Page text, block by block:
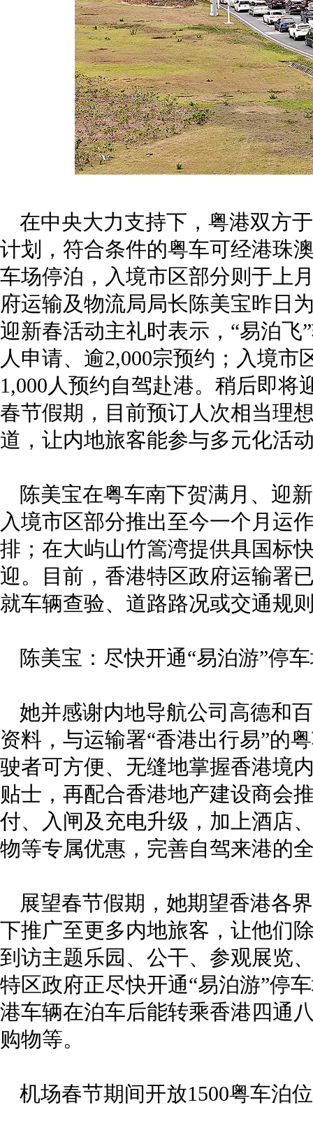
在中央大力支持下，粤港双方
计划，符合条件的粤车可经港珠
车场停泊，入境市区部分则于上
府运输及物流局局长陈美宝昨日
迎新春活动主礼时表示，“易泊飞
人申请、逾2,000宗预约；入境市
1,000人预约自驾赴港。稍后即
春节假期，目前预订人次相当理
道，让内地旅客能参与多元化活
陈美宝在粤车南下贺满月、迎
入境市区部分推出至今一个月运
排；在大屿山竹篙湾提供具国标
迎。目前，香港特区政府运输署
就车辆查验、道路路况或交通规
陈美宝：尽快开通“易泊游”停
她并感谢内地导航公司高德和
资料，与运输署“香港出行易”的
驶者可方便、无缝地掌握香港境
贴士，再配合香港地产建设商会
付、入闸及充电升级，加上酒店
物等专属优惠，完善自驾来港的
展望春节假期，她期望香港各
下推广至更多内地旅客，让他们
到访主题乐园、公干、参观展览
特区政府正尽快开通“易泊游”停
港车辆在泊车后能转乘香港四通
购物等。
机场春节期间开放1500粤车泊位